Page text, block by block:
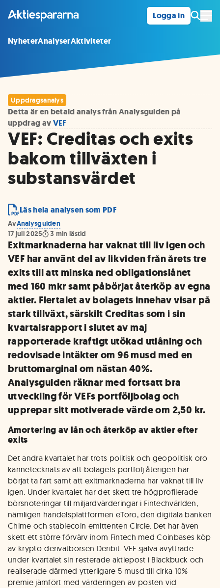
Logga in
NyheterAnalyserAktiviteter
Uppdragsanalys
Detta är en betald analys från Analysguiden på
uppdrag avVEF
VEF: Creditas och exits
bakom tillväxten i
substansvärdet
Läs hela analysen som PDF
AvAnalysguiden
17 juli 2025
3 min lästid
Exitmarknaderna har vaknat till liv igen och
VEF har använt del av likviden från årets tre
exits till att minska ned obligationslånet
med 160 mkr samt påbörjat återköp av egna
aktier. Flertalet av bolagets innehav visar på
stark tillväxt, särskilt Creditas som i sin
kvartalsrapport i slutet av maj
rapporterade kraftigt utökad utlåning och
redovisade intäkter om 96 musd med en
bruttomarginal om nästan 40%.
Analysguiden räknar med fortsatt bra
utveckling för VEFs portföljbolag och
upprepar sitt motiverade värde om 2,50 kr.
Amortering av lån och återköp av aktier efter
exits
Det andra kvartalet har trots politisk och geopolitisk oro
kännetecknats av att bolagets portfölj återigen har
börjat ta fart samt att exitmarknaderna har vaknat till liv
igen. Under kvartalet har det skett tre högprofilerade
börsnoteringar till miljardvärderingar i Fintechvärlden,
nämligen handelsplattformen eToro, den digitala banken
Chime och stablecoin emittenten Circle. Det har även
skett ett större förvärv inom Fintech med Coinbases köp
av krypto-derivatbörsen Deribit. VEF själva avyttrade
under kvartalet sin resterade aktiepost i Blackbuck och
realiserade därmed ytterligare 5 musd till cirka 10%
premie jämfört med värderingen av posten vid